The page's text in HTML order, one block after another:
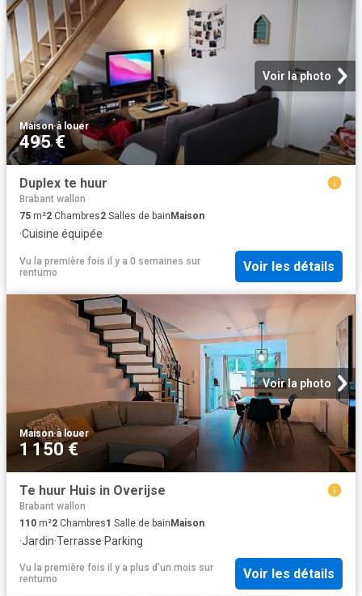
Voir la photo
Maison·à louer
495 €
Duplex te huur
Brabant wallon
75 m²2 Chambres2 Salles de bain Maison
·Cuisine équipée
Vu la première fois il y a 0 semaines sur
rentumo
Voir les détails
Voir la photo
Maison·à louer
1 150 €
Te huur Huis in Overijse
Brabant wallon
110 m²2 Chambres1 Salle de bainMaison
·Jardin·Terrasse·Parking
Vu la première fois il y a plus d'un mois sur
rentumo
Voir les détails